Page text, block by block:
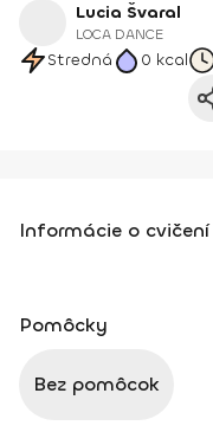
Lucia Švaral
LOCA DANCE
Stredná 0 kcal
Informácie o cvičení
Pomôcky
Bez pomôcok